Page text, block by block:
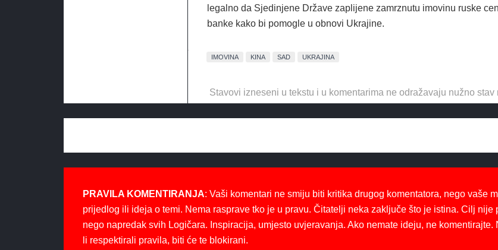
legalno da Sjedinjene Države zaplijene zamrznutu imovinu ruske
banke kako bi pomogle u obnovi Ukrajine.
IMOVINA KINA SAD UKRAJINA
Stavovi izneseni u tekstu i u komentarima ne odražavaju nužno stav
PRAVILA KOMENTIRANJA: Vaši komentari ne smiju biti kritika drugog komentatora, nego vaše
prijedlog ili ideja o temi. Nema rasprave tko je u pravu. Čitatelji neka zaključe što je istina. Cilj nije
nego napredak svih Logičara. Inspiracija, umjesto uvjeravanja. Ako nemate ideju, ne komentirajte.
li respektirali pravila, biti će te blokirani.